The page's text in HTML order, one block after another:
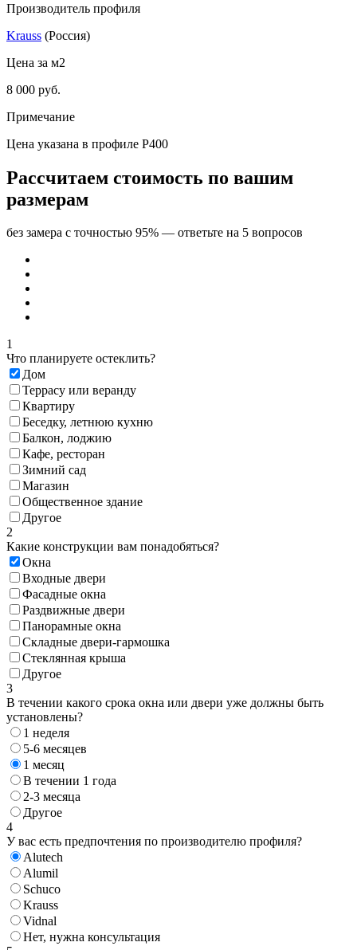
Производитель профиля
Krauss (Россия)
Цена за м2
8 000 руб.
Примечание
Цена указана в профиле P400
Рассчитаем стоимость по вашим
размерам
без замера с точностью 95% — ответьте на 5 вопросов
1
Что планируете остеклить?
Дом
Террасу или веранду
Квартиру
Беседку, летнюю кухню
Балкон, лоджию
Кафе, ресторан
Зимний сад
Магазин
Общественное здание
Другое
2
Какие конструкции вам понадобяться?
Окна
Входные двери
Фасадные окна
Раздвижные двери
Панорамные окна
Складные двери-гармошка
Стеклянная крыша
Другое
3
В течении какого срока окна или двери уже должны быть
установлены?
1 неделя
5-6 месяцев
1 месяц
В течении 1 года
2-3 месяца
Другое
4
У вас есть предпочтения по производителю профиля?
Alutech
Alumil
Schuco
Krauss
Vidnal
Нет, нужна консультация